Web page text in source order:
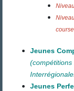
course
Jeunes
(compétitions
Jeunes